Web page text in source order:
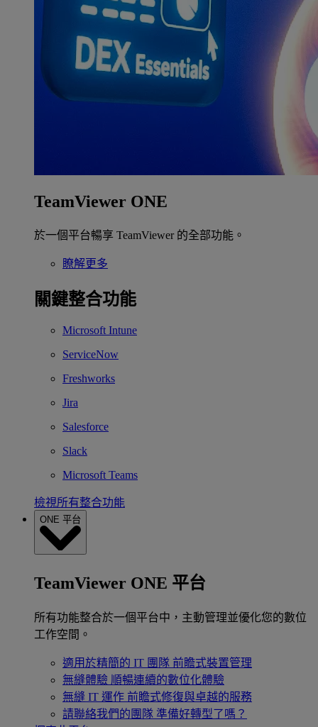
TeamViewer ONE
於一個平台暢享 TeamViewer 的全部功能。
瞭解更多
關鍵整合功能
Microsoft Intune
ServiceNow
Freshworks
Jira
Salesforce
Slack
Microsoft Teams
檢視所有整合功能
ONE 平台
TeamViewer ONE 平台
所有功能整合於一個平台中，主動管理並優化您的數位
工作空間。
適用於精簡的 IT 團隊 前瞻式裝置管理
無縫體驗 順暢連續的數位化體驗
無縫 IT 運作 前瞻式修復與卓越的服務
請聯絡我們的團隊 準備好轉型了嗎？